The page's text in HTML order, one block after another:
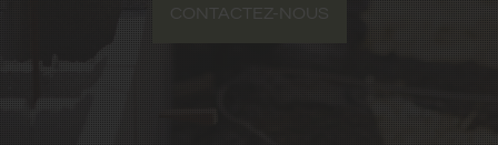
CONTACTEZ-NOUS